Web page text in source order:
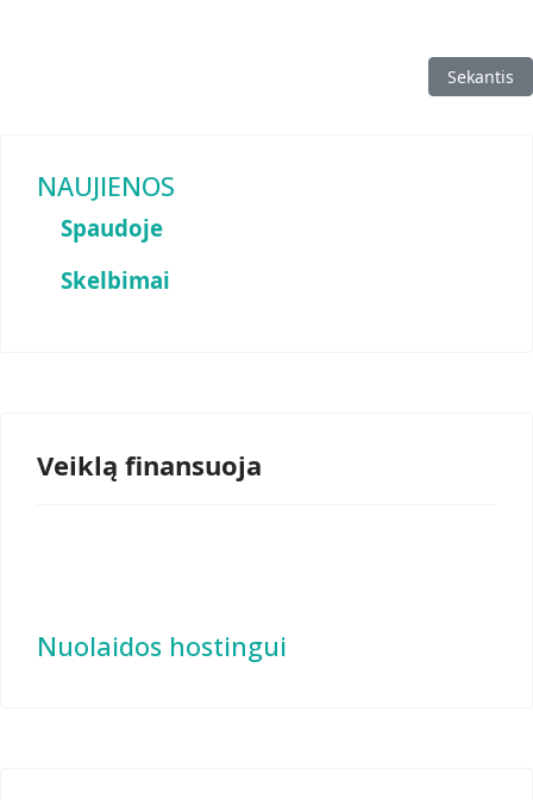
Kitas
Sekantis
NAUJIENOS
Spaudoje
Skelbimai
Veiklą finansuoja
Nuolaidos hostingui